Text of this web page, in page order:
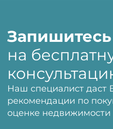
Запишитесь
на
Наш специалист даст
рекомендации по
оценке недвижимости